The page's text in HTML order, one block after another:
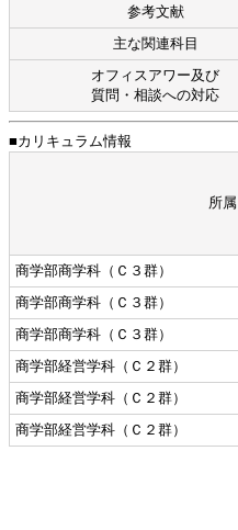
参考文献
主な関連科目
オフィスアワー及び
質問・相談への対応
■カリキュラム情報
所属
商学部商学科（Ｃ３群）
商学部商学科（Ｃ３群）
商学部商学科（Ｃ３群）
商学部経営学科（Ｃ２群）
商学部経営学科（Ｃ２群）
商学部経営学科（Ｃ２群）